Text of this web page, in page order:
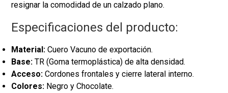
resignar la comodidad de un calzado plano.
Especificaciones del producto:
Material: Cuero Vacuno de exportación.
Base: TR (Goma termoplástica) de alta densidad.
Acceso: Cordones frontales y cierre lateral interno.
Colores: Negro y Chocolate.